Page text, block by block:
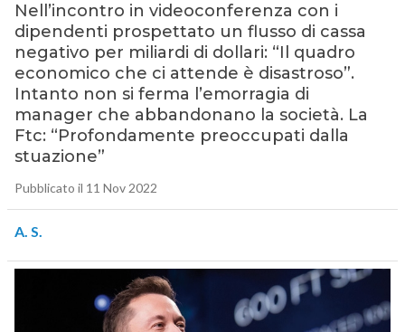
Nell’incontro in videoconferenza con i
dipendenti prospettato un flusso di cassa
negativo per miliardi di dollari: “Il quadro
economico che ci attende è disastroso”.
Intanto non si ferma l’emorragia di
manager che abbandonano la società. La
Ftc: “Profondamente preoccupati dalla
stuazione”
Pubblicato il 11 Nov 2022
A. S.